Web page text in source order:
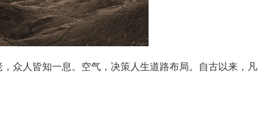
，众人皆知一息。空气，决策人生道路布局。自古以来，凡